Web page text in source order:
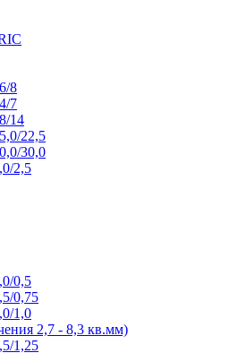
8
7
14
22,5
30,0
2,5
0,5
0,75
1,0
2,7 - 8,3 кв.мм)
1,25